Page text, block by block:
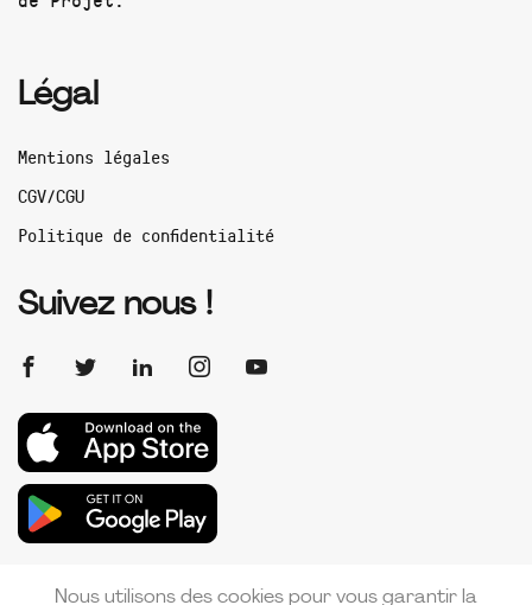
Légal
Mentions légales
CGV/CGU
Politique de confidentialité
Suivez nous !
Nous utilisons des cookies pour vous garantir la